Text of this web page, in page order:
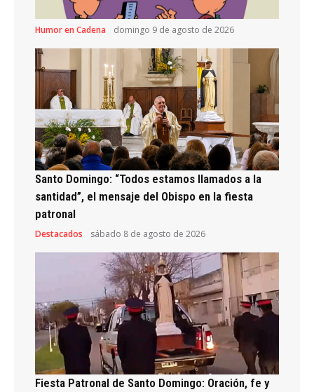
Humor en Cadena domingo 9 de agosto de 2026
Santo Domingo: “Todos estamos llamados a la
santidad”, el mensaje del Obispo en la fiesta
patronal
Destacados sábado 8 de agosto de 2026
Fiesta Patronal de Santo Domingo: Oración, fe y